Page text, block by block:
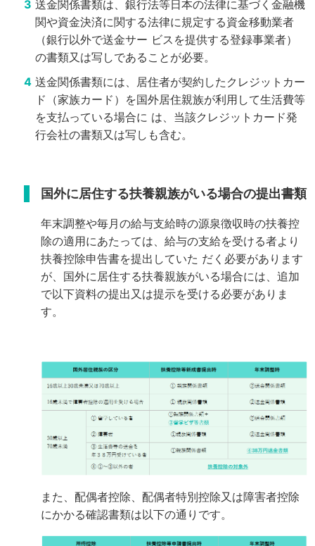
送金関係書類は、銀行法等日本の法律に基づく金融機
関や資金決済に関する法律に規定する資金移動業者
（銀行以外で送金サー ビスを提供する登録事業者）
の書類又は写しであることが必要。
送金関係書類には、居住者が契約したクレジットカー
ド（家族カード）を国外居住親族が利用して生活費等
を支払っている場合に は、当該クレジットカード発
行会社の書類又は写しも含む。
国外に居住する扶養親族がいる場合の提出書類
年末調整や毎月の給与支給時の源泉徴収時の扶養控
除の適用にあたっては、給与の支給を受ける者より
扶養控除申告書を提出していた だく必要があります
が、国外に居住する扶養親族がいる場合には、追加
で以下資料の提出又は提示を受ける必要がありま
す。
また、配偶者控除、配偶者特別控除又は障害者控除
にかかる確認書類は以下の通りです。